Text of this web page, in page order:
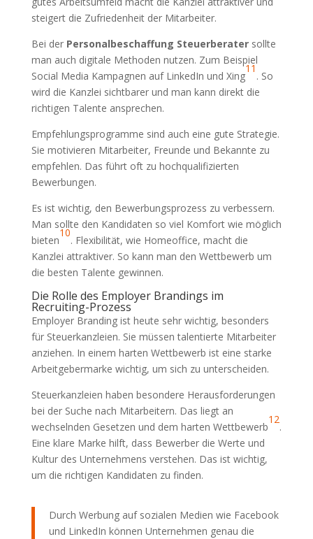
steigert die Zufriedenheit der Mitarbeiter.
Bei der Personalbeschaffung Steuerberatersollte
man auch digitale Methoden nutzen. Zum Beispiel
Social Media Kampagnen auf LinkedIn und Xing
11
. So
wird die Kanzlei sichtbarer und man kann direkt die
richtigen Talente ansprechen.
Empfehlungsprogramme sind auch eine gute Strategie.
Sie motivieren Mitarbeiter, Freunde und Bekannte zu
empfehlen. Das führt oft zu hochqualifizierten
Bewerbungen.
Es ist wichtig, den Bewerbungsprozess zu verbessern.
Man sollte den Kandidaten so viel Komfort wie möglich
bieten
10
. Flexibilität, wie Homeoffice, macht die
Kanzlei attraktiver. So kann man den Wettbewerb um
die besten Talente gewinnen.
Die Rolle des Employer Brandings im
Recruiting-Prozess
Employer Branding ist heute sehr wichtig, besonders
für Steuerkanzleien. Sie müssen talentierte Mitarbeiter
anziehen. In einem harten Wettbewerb ist eine starke
Arbeitgebermarke wichtig, um sich zu unterscheiden.
Steuerkanzleien haben besondere Herausforderungen
bei der Suche nach Mitarbeitern. Das liegt an
wechselnden Gesetzen und dem harten Wettbewerb
12
.
Eine klare Marke hilft, dass Bewerber die Werte und
Kultur des Unternehmens verstehen. Das ist wichtig,
um die richtigen Kandidaten zu finden.
Durch Werbung auf sozialen Medien wie Facebook
und LinkedIn können Unternehmen genau die